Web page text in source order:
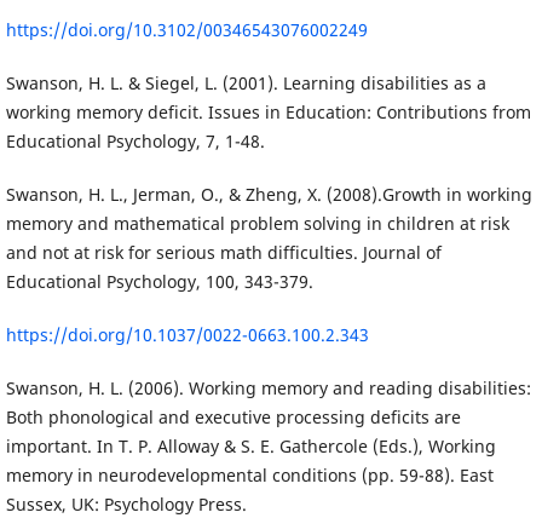
https://doi.org/10.3102/00346543076002249
Swanson, H. L. & Siegel, L. (2001). Learning disabilities as a
working memory deficit. Issues in Education: Contributions from
Educational Psychology, 7, 1-48.
Swanson, H. L., Jerman, O., & Zheng, X. (2008).Growth in working
memory and mathematical problem solving in children at risk
and not at risk for serious math difficulties. Journal of
Educational Psychology, 100, 343-379.
https://doi.org/10.1037/0022-0663.100.2.343
Swanson, H. L. (2006). Working memory and reading disabilities:
Both phonological and executive processing deficits are
important. In T. P. Alloway & S. E. Gathercole (Eds.), Working
memory in neurodevelopmental conditions (pp. 59-88). East
Sussex, UK: Psychology Press.